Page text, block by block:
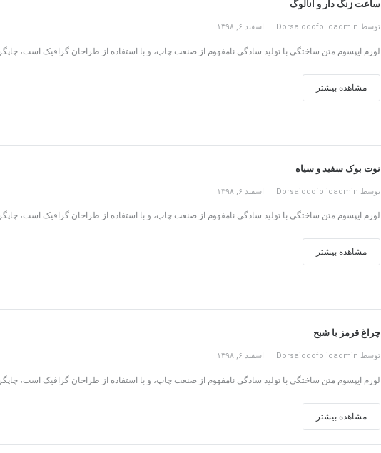
ساعت زنگ دار و آنالوگ
توسط Dorsaiodofolicadmin اسفند ۶, ۱۳۹۸
لورم ایپسوم متن ساختگی با تولید سادگی نامفهوم از صنعت چاپ، و با استفاده از طراحان گرافیک است،
مشاهده بیشتر
نوت بوک سفید و سیاه
توسط Dorsaiodofolicadmin اسفند ۶, ۱۳۹۸
لورم ایپسوم متن ساختگی با تولید سادگی نامفهوم از صنعت چاپ، و با استفاده از طراحان گرافیک است،
مشاهده بیشتر
چراغ قرمز با شبح
توسط Dorsaiodofolicadmin اسفند ۶, ۱۳۹۸
لورم ایپسوم متن ساختگی با تولید سادگی نامفهوم از صنعت چاپ، و با استفاده از طراحان گرافیک است،
مشاهده بیشتر